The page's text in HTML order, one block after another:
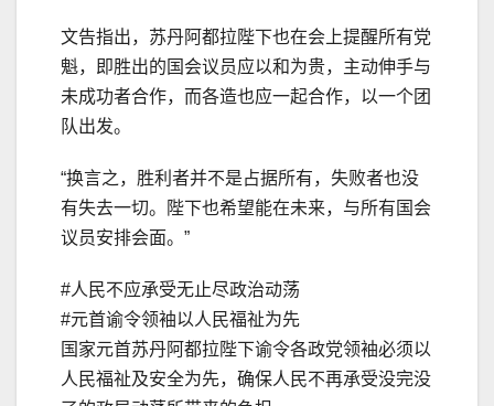
文告指出，苏丹阿都拉陛下也在会上提醒所有党
魁，即胜出的国会议员应以和为贵，主动伸手与
未成功者合作，而各造也应一起合作，以一个团
队出发。
“换言之，胜利者并不是占据所有，失败者也没
有失去一切。陛下也希望能在未来，与所有国会
议员安排会面。”
#人民不应承受无止尽政治动荡
#元首谕令领袖以人民福祉为先
国家元首苏丹阿都拉陛下谕令各政党领袖必须以
人民福祉及安全为先，确保人民不再承受没完没